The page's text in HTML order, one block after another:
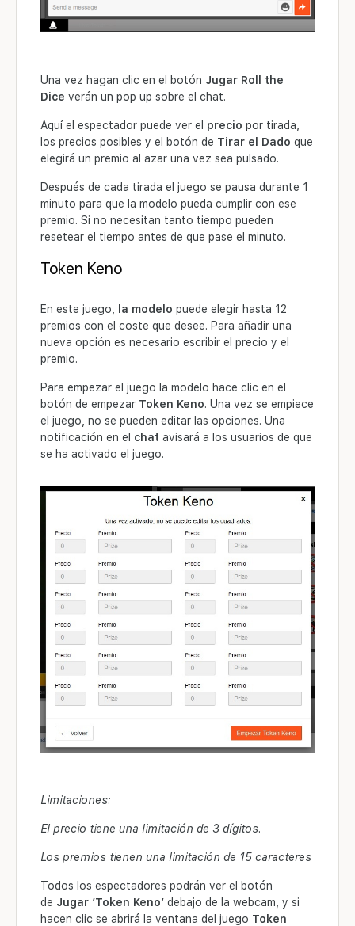
Una vez hagan clic en el botón Jugar Roll the
Dice verán un pop up sobre el chat.
Aquí el espectador puede ver el precio por tirada,
los precios posibles y el botón de Tirar el Dado que
elegirá un premio al azar una vez sea pulsado.
Después de cada tirada el juego se pausa durante 1
minuto para que la modelo pueda cumplir con ese
premio. Si no necesitan tanto tiempo pueden
resetear el tiempo antes de que pase el minuto.
Token Keno
En este juego, la modelo puede elegir hasta 12
premios con el coste que desee. Para añadir una
nueva opción es necesario escribir el precio y el
premio.
Para empezar el juego la modelo hace clic en el
botón de empezar Token Keno. Una vez se empiece
el juego, no se pueden editar las opciones. Una
notificación en el chat avisará a los usuarios de que
se ha activado el juego.
Limitaciones:
El precio tiene una limitación de 3 dígitos.
Los premios tienen una limitación de 15 caracteres
Todos los espectadores podrán ver el botón
de Jugar ‘Token Keno’ debajo de la webcam, y si
hacen clic se abrirá la ventana del juego Token